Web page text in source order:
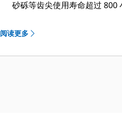
砂砾等齿尖使用寿命超过 800
一般负荷型铲斗的侧边、底部
于通用负荷型铲斗。
阅读更多